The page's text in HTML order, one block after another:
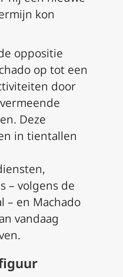
kon
oppositie
op tot een
door
Deze
in tientallen
– volgens de
– en Machado
vandaag